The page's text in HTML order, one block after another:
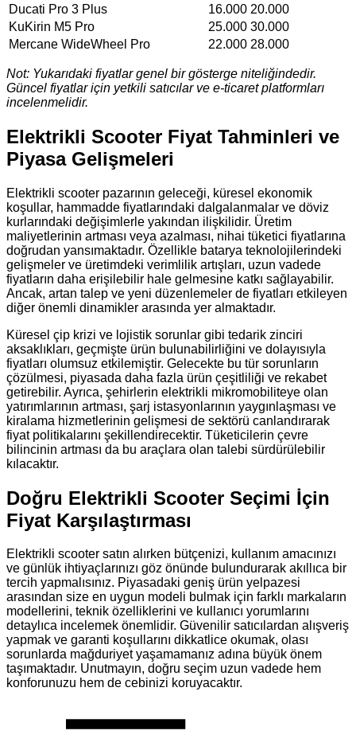
Ducati Pro 3 Plus
16.000 20.000
KuKirin M5 Pro
25.000 30.000
Mercane WideWheel Pro
22.000 28.000
Not: Yukarıdaki fiyatlar genel bir gösterge niteliğindedir.
Güncel fiyatlar için yetkili satıcılar ve e-ticaret platformları
incelenmelidir.
Elektrikli Scooter Fiyat Tahminleri ve
Piyasa Gelişmeleri
Elektrikli scooter pazarının geleceği, küresel ekonomik
koşullar, hammadde fiyatlarındaki dalgalanmalar ve döviz
kurlarındaki değişimlerle yakından ilişkilidir. Üretim
maliyetlerinin artması veya azalması, nihai tüketici fiyatlarına
doğrudan yansımaktadır. Özellikle batarya teknolojilerindeki
gelişmeler ve üretimdeki verimlilik artışları, uzun vadede
fiyatların daha erişilebilir hale gelmesine katkı sağlayabilir.
Ancak, artan talep ve yeni düzenlemeler de fiyatları etkileyen
diğer önemli dinamikler arasında yer almaktadır.
Küresel çip krizi ve lojistik sorunlar gibi tedarik zinciri
aksaklıkları, geçmişte ürün bulunabilirliğini ve dolayısıyla
fiyatları olumsuz etkilemiştir. Gelecekte bu tür sorunların
çözülmesi, piyasada daha fazla ürün çeşitliliği ve rekabet
getirebilir. Ayrıca, şehirlerin elektrikli mikromobiliteye olan
yatırımlarının artması, şarj istasyonlarının yaygınlaşması ve
kiralama hizmetlerinin gelişmesi de sektörü canlandırarak
fiyat politikalarını şekillendirecektir. Tüketicilerin çevre
bilincinin artması da bu araçlara olan talebi sürdürülebilir
kılacaktır.
Doğru Elektrikli Scooter Seçimi İçin
Fiyat Karşılaştırması
Elektrikli scooter satın alırken bütçenizi, kullanım amacınızı
ve günlük ihtiyaçlarınızı göz önünde bulundurarak akıllıca bir
tercih yapmalısınız. Piyasadaki geniş ürün yelpazesi
arasından size en uygun modeli bulmak için farklı markaların
modellerini, teknik özelliklerini ve kullanıcı yorumlarını
detaylıca incelemek önemlidir. Güvenilir satıcılardan alışveriş
yapmak ve garanti koşullarını dikkatlice okumak, olası
sorunlarda mağduriyet yaşamamanız adına büyük önem
taşımaktadır. Unutmayın, doğru seçim uzun vadede hem
konforunuzu hem de cebinizi koruyacaktır.